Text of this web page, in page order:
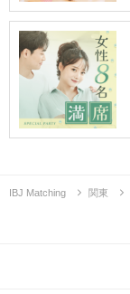
IBJ Matching 関東